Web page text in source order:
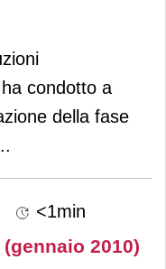
condotto a
della fase
<1min
2010)